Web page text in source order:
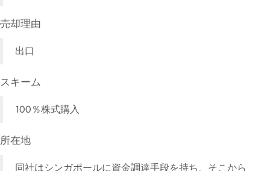
売却理由
出口
スキーム
100％株式購入
所在地
同社はシンガポールに資金調達手段を持ち、そこから